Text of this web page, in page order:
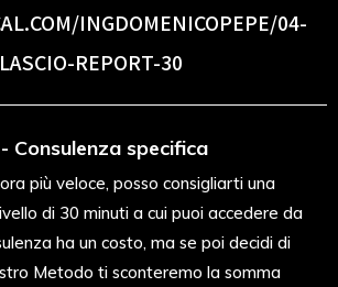
INGDOMENICOPEPE/04-
REPORT-30
Consulenza specifica
più veloce, posso consigliarti una
di 30 minuti a cui puoi accedere da
ha un costo, ma se poi decidi di
Metodo ti sconteremo la somma